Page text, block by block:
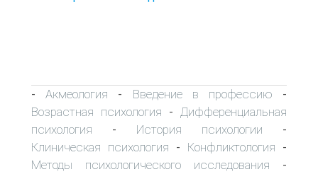
-Акмеология - Введение в профессию -
Возрастная психология - Дифференциальная
психология - История психологии -
Клиническая психология - Конфликтология -
Методы психологического исследования -